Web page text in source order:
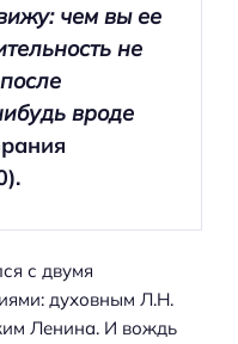
чем вы ее
не
вроде
с двумя
духовным Л.Н.
Ленина. И вождь